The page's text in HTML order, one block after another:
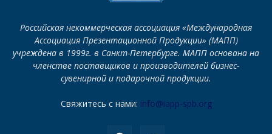
Российская некоммерческая ассоциация «Международная
Ассоциация Презентационной Продукции» (МАПП)
учреждена в 1999г. в Санкт-Петербурге. МАПП основана на
членстве поставщиков и производителей бизнес-
сувенирной и подарочной продукции.
Свяжитесь с нами: info@iapp-spb.org